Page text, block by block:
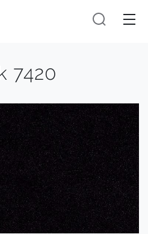
7420